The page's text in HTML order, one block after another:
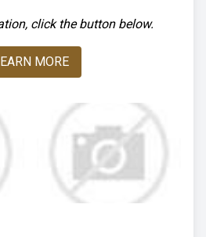
click the button below.
MORE